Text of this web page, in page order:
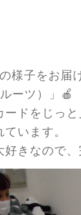
様子をお届
ーツ）」🍎
ードをじっ
います。
きなので、